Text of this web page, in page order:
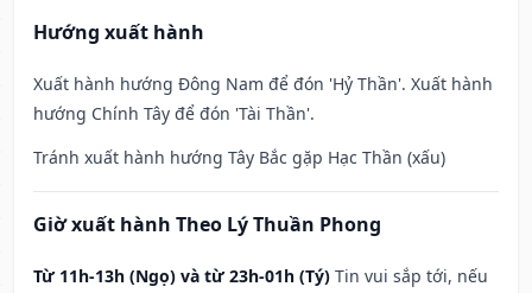
Hướng xuất hành
Xuất hành hướng Đông Nam để đón 'Hỷ Thần'. Xuất hành
hướng Chính Tây để đón 'Tài Thần'.
Tránh xuất hành hướng Tây Bắc gặp Hạc Thần (xấu)
Giờ xuất hành Theo Lý Thuần Phong
Từ 11h-13h (Ngọ) và từ 23h-01h (Tý) Tin vui sắp tới, nếu